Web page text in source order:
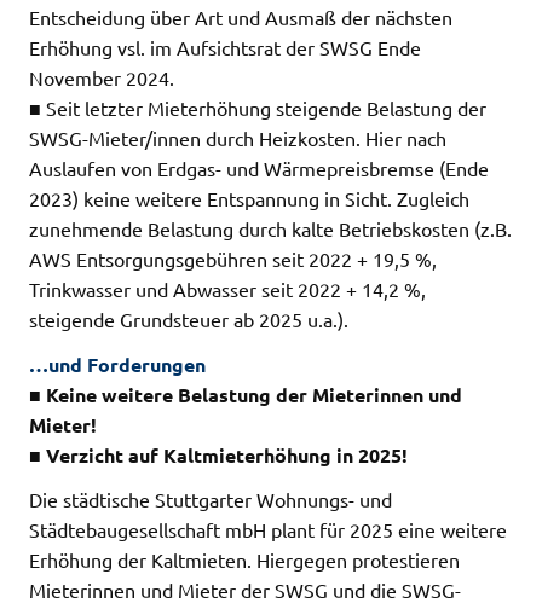
Entscheidung über Art und Ausmaß der nächsten
Erhöhung vsl. im Aufsichtsrat der SWSG Ende
November 2024.
■ Seit letzter Mieterhöhung steigende Belastung der
SWSG-Mieter/innen durch Heizkosten. Hier nach
Auslaufen von Erdgas- und Wärmepreisbremse (Ende
2023) keine weitere Entspannung in Sicht. Zugleich
zunehmende Belastung durch kalte Betriebskosten (z.B.
AWS Entsorgungsgebühren seit 2022 + 19,5 %,
Trinkwasser und Abwasser seit 2022 + 14,2 %,
steigende Grundsteuer ab 2025 u.a.).
…und Forderungen
■ Keine weitere Belastung der Mieterinnen und
Mieter!
■ Verzicht auf Kaltmieterhöhung in 2025!
Die städtische Stuttgarter Wohnungs- und
Städtebaugesellschaft mbH plant für 2025 eine weitere
Erhöhung der Kaltmieten. Hiergegen protestieren
Mieterinnen und Mieter der SWSG und die SWSG-